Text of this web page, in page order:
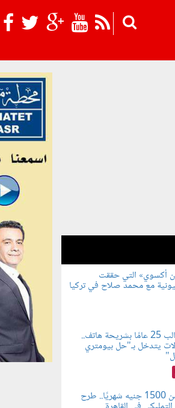
أكسوي» التي حققت
مع محمد صلاح في تركيا
بعد حبس طالب 25 عامًا بشريحة هاتف..
يتدخل بـ"حل بيومتري
بمقابل يبدأ من 1500 جنيه شهريًا.. طرح